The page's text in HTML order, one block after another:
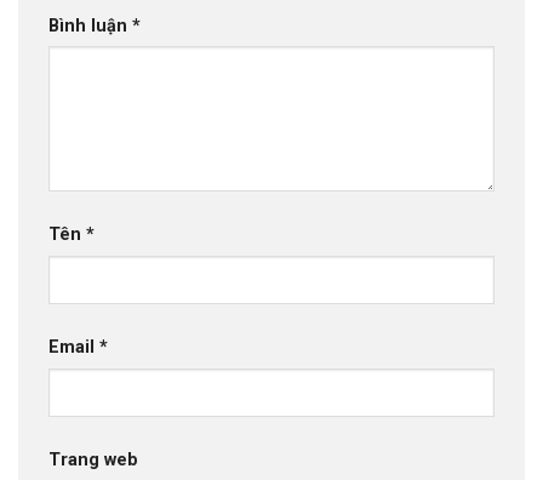
Bình luận *
Tên *
Email *
Trang web